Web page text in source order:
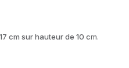
cm sur hauteur de 10 cm.